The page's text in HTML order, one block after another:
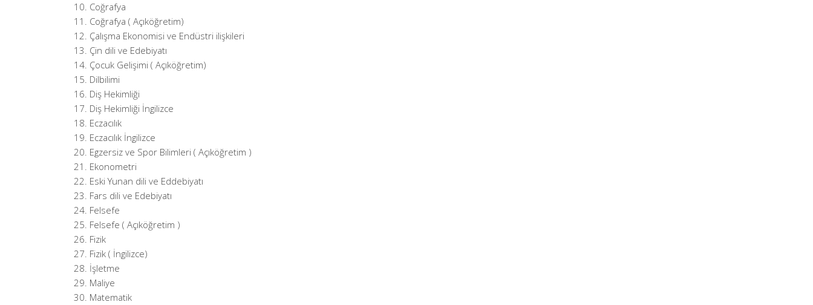
Coğrafya
Coğrafya ( Açıköğretim)
Çalışma Ekonomisi ve Endüstri ilişkileri
Çin dili ve Edebiyatı
Çocuk Gelişimi ( Açıköğretim)
Dilbilimi
Diş Hekimliği
Diş Hekimliği İngilizce
Eczacılık
Eczacılık İngilizce
Egzersiz ve Spor Bilimleri ( Açıköğretim )
Ekonometri
Eski Yunan dili ve Eddebiyatı
Fars dili ve Edebiyatı
Felsefe
Felsefe ( Açıköğretim )
Fizik
Fizik ( İngilizce)
İşletme
Maliye
Matematik